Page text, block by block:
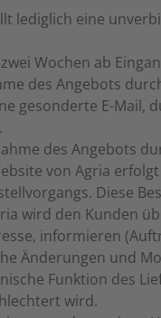
lediglich eine
Wochen ab
des Angebots
gesonderte E-Mail,
des Angebots
von Agria
Diese
wird den Kunden
informieren
Änderungen und
Funktion des
wird.